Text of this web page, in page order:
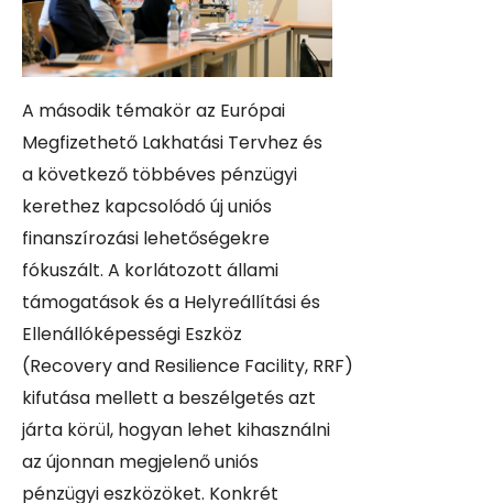
A második témakör az Európai
Megfizethető Lakhatási Tervhez és
a következő többéves pénzügyi
kerethez kapcsolódó új uniós
finanszírozási lehetőségekre
fókuszált. A korlátozott állami
támogatások és a Helyreállítási és
Ellenállóképességi Eszköz
(Recovery and Resilience Facility, RRF)
kifutása mellett a beszélgetés azt
járta körül, hogyan lehet kihasználni
az újonnan megjelenő uniós
pénzügyi eszközöket. Konkrét